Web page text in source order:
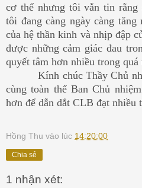
cơ thể nhưng tôi vẫn tin rằng
tôi đang càng ngày càng
của hệ thần kinh và nhịp đập
được những cảm giác đau
quyết tâm hơn nhiều trong
Kính chúc Thầy Chủ
cùng toàn thể Ban Chủ
hơn để dẫn dắt CLB đạt nhiều
Hồng Thu vào lúc 14:20:00
Chia sẻ
1 nhận xét: